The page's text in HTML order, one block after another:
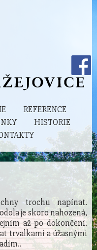
REFERENCE
HISTORIE
trochu napínat.
je skoro nahozená,
až po dokončení.
trvalkami a úžasnými